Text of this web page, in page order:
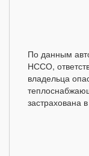
По данным
НССО,
владельца
застрахована